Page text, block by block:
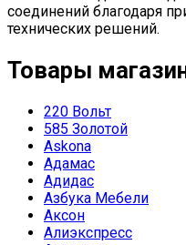
соединений благодаря
технических решений.
Товары
220 Вольт
585 Золотой
Askona
Адамас
Адидас
Азбука Мебели
Аксон
Алиэкспресс